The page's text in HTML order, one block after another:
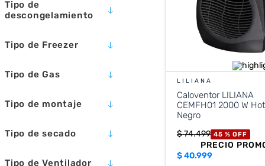
Mostrar 3 más
3100 W
3600 W
Mostrar 3 más
32 CM
30 CM
27 CM
Mostrar 2 más
ELÉCTRICO
INFERIOR
Tipo de
descongelamiento
MANUAL
Tipo de Freezer
INVERTER
Tipo de Gas
R-410A
Tipo de montaje
DE PARED
Tipo de secado
Tipo de Ventilador
LILIANA
Caloventor LILIANA
CEMFH01 2000 W
Negro
$74.499 45 % OFF
PRECIO
$40.999